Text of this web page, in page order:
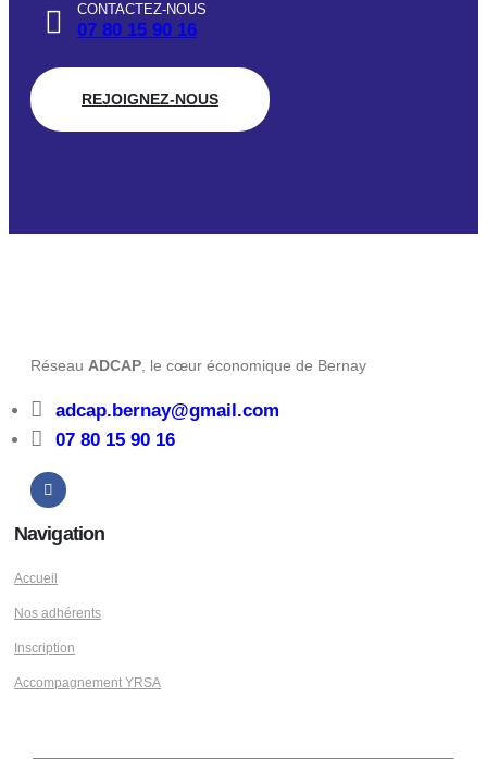
CONTACTEZ-NOUS
07 80 15 90 16
REJOIGNEZ-NOUS
Réseau ADCAP , le cœur économique de Bernay
adcap.bernay@gmail.com
07 80 15 90 16
Navigation
Accueil
Nos adhérents
Inscription
Accompagnement YRSA